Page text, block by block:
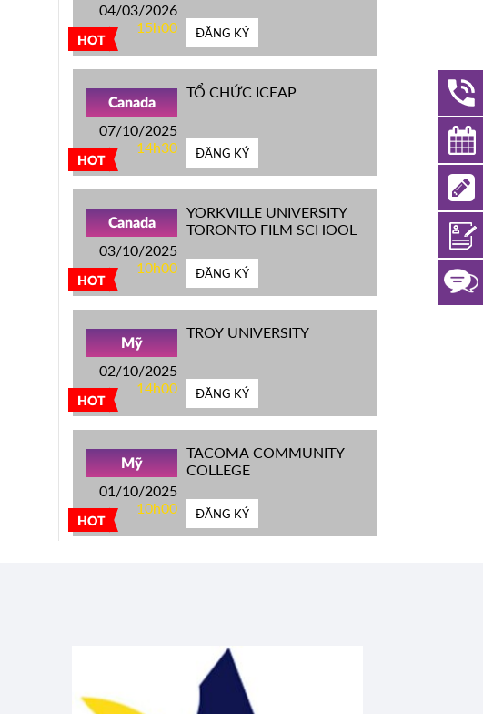
HOT
04/03/2026
15h00
ĐĂNG KÝ
HOT
Canada
07/10/2025
14h30
TỔ CHỨC ICEAP
ĐĂNG KÝ
HOT
Canada
03/10/2025
10h00
YORKVILLE UNIVERSITY
TORONTO FILM SCHOOL
ĐĂNG KÝ
HOT
Mỹ
02/10/2025
14h00
TROY UNIVERSITY
ĐĂNG KÝ
HOT
Mỹ
01/10/2025
10h00
TACOMA COMMUNITY
COLLEGE
ĐĂNG KÝ